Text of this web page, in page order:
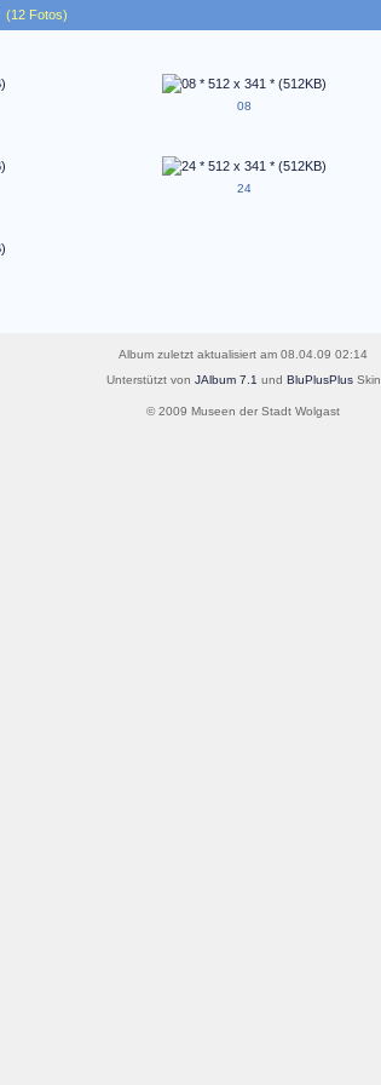
(12 Fotos)
08
24
Album zuletzt aktualisiert am 08.04.09 02:14
Unterstützt von JAlbum 7.1 und BluPlusPlusSkin
© 2009 Museen der Stadt Wolgast